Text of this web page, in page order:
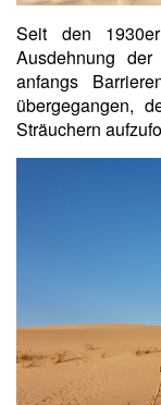
Seit den
Ausdehnung
anfangs
übergegangen,
Sträuchern